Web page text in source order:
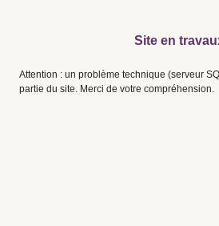
Site en
Attention : un problème technique (serveur
partie du site. Merci de votre compréhension.